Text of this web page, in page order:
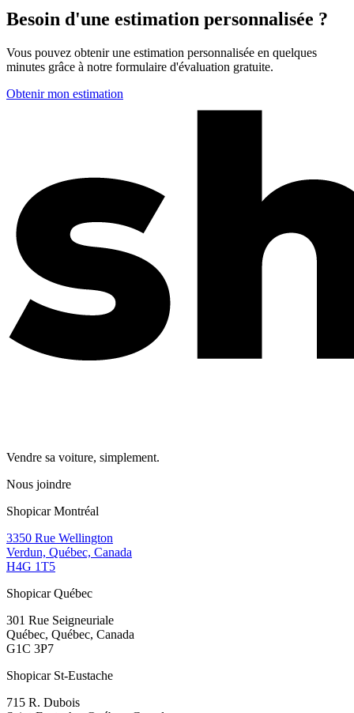
Besoin d'une estimation personnalisée ?
Vous pouvez obtenir une estimation personnalisée en quelques
minutes grâce à notre formulaire d'évaluation gratuite.
Obtenir mon estimation
Vendre sa voiture, simplement.
Nous joindre
Shopicar Montréal
3350 Rue Wellington
Verdun, Québec, Canada
H4G 1T5
Shopicar Québec
301 Rue Seigneuriale
Québec, Québec, Canada
G1C 3P7
Shopicar St-Eustache
715 R. Dubois